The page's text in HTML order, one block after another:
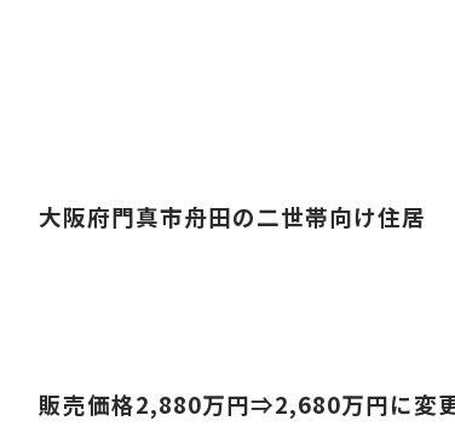
大阪府門真市舟田の二世帯向け住居
販売価格2,880万円⇒2,680万円に変